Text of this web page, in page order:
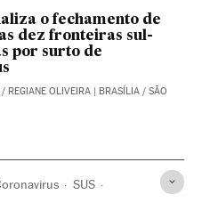
o fechamento de
dez fronteiras sul-
por surto de
/ REGIANE OLIVEIRA | BRASÍLIA / SÃO
SUS